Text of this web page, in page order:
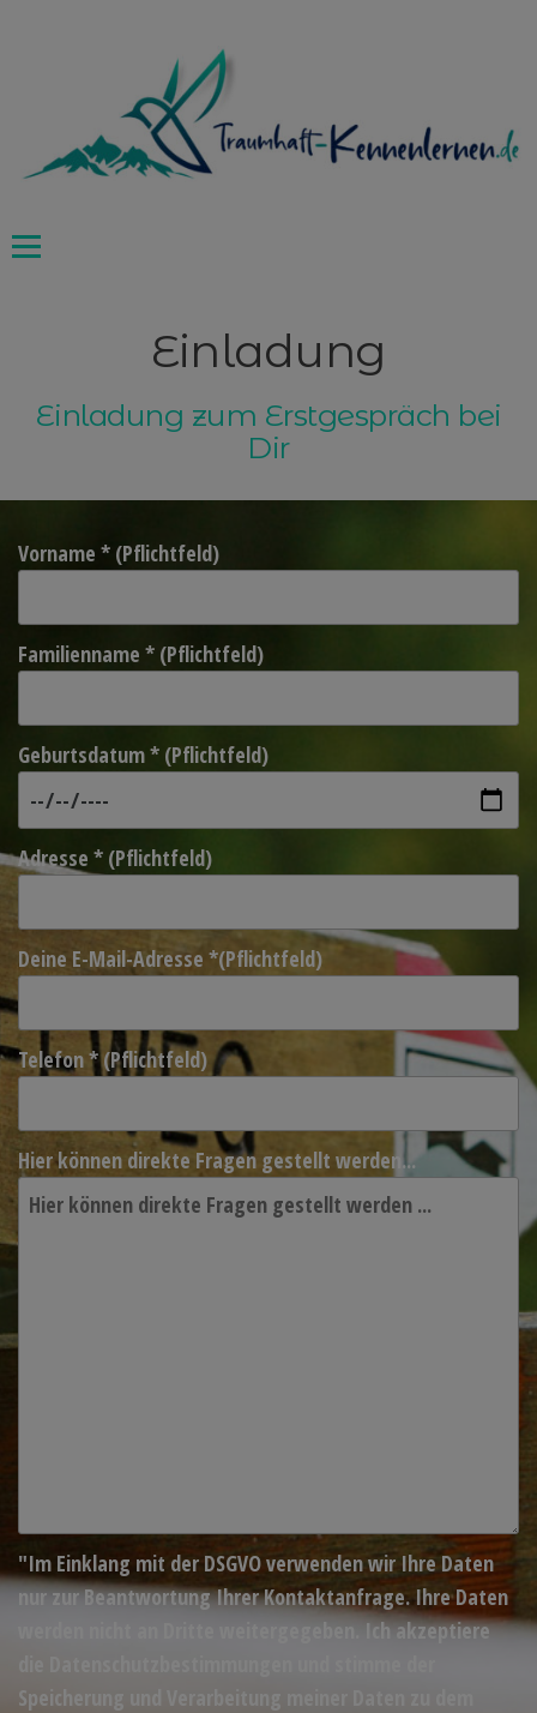
Einladung
Einladung zum Erstgespräch bei
Dir
Vorname * (Pflichtfeld)
Familienname * (Pflichtfeld)
Geburtsdatum * (Pflichtfeld)
Adresse * (Pflichtfeld)
Deine E-Mail-Adresse *(Pflichtfeld)
Telefon * (Pflichtfeld)
Hier können direkte Fragen gestellt werden...
"Im Einklang mit der DSGVO verwenden wir Ihre Daten
nur zur Beantwortung Ihrer Kontaktanfrage. Ihre Daten
werden nicht an Dritte weitergegeben. Ich akzeptiere
Speicherung und Verarbeitung meiner Daten zu dem